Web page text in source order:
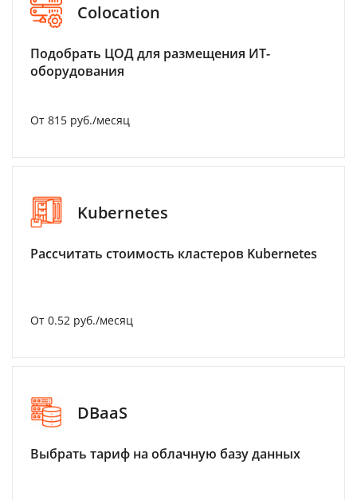
Colocation
Подобрать ЦОД для размещения ИТ-
оборудования
От 815 руб./месяц
Kubernetes
Рассчитать стоимость кластеров Kubernetes
От 0.52 руб./месяц
DBaaS
Выбрать тариф на облачную базу данных